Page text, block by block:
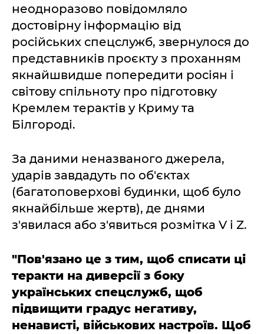
неодноразово повідомляло
достовірну інформацію від
російських спецслужб, звернулося до
представників проєкту з проханням
якнайшвидше попередити росіян і
світову спільноту про підготовку
Кремлем терактів у Криму та
Білгороді.
За даними неназваного джерела,
ударів завдадуть по об'єктах
(багатоповерхові будинки, щоб було
якнайбільше жертв), де днями
з'явилася або з'явиться розмітка V і Z.
"Пов'язано це з тим, щоб списати ці
теракти на диверсії з боку
українських спецслужб, щоб
підвищити градус негативу,
ненависті, військових настроїв. Щоб